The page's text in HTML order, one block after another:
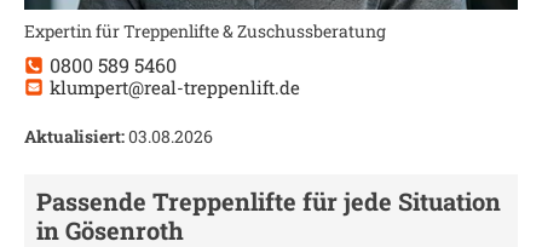
Expertin für Treppenlifte & Zuschussberatung
0800 589 5460
klumpert@real-treppenlift.de
Aktualisiert:03.08.2026
Passende Treppenlifte für jede Situation
inGösenroth